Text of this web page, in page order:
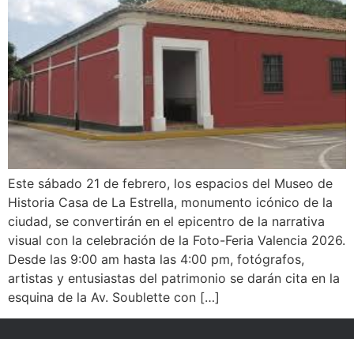
Este sábado 21 de febrero, los espacios del Museo de
Historia Casa de La Estrella, monumento icónico de la
ciudad, se convertirán en el epicentro de la narrativa
visual con la celebración de la Foto-Feria Valencia 2026.
Desde las 9:00 am hasta las 4:00 pm, fotógrafos,
artistas y entusiastas del patrimonio se darán cita en la
esquina de la Av. Soublette con […]